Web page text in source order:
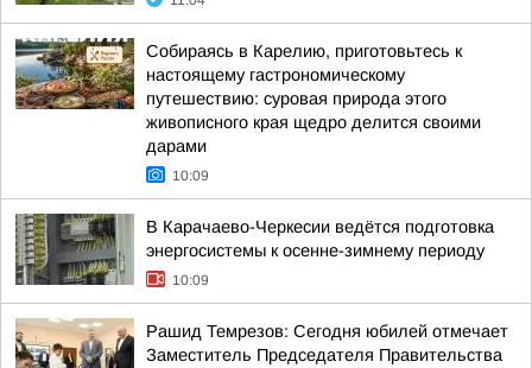
Собираясь в Карелию, приготовьтесь к
настоящему гастрономическому
путешествию: суровая природа этого
живописного края щедро делится своими
дарами
10:09
В Карачаево-Черкесии ведётся подготовка
энергосистемы к осенне-зимнему периоду
10:09
Рашид Темрезов: Сегодня юбилей отмечает
Заместитель Председателя Правительства